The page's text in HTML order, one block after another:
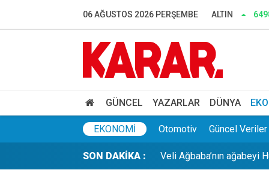
06 AĞUSTOS 2026 PERŞEMBE ALTIN
GÜNCEL YAZARLAR DÜNYA
EKONOMI Otomotiv Güncel Veriler
SON DAKİKA :
Dışarıda nefes
Murat Ülker’den Altay
Veli Ağbaba’nın ağabeyi
Antalya Büyükşehir